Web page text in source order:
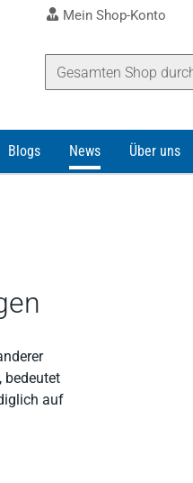
Mein Shop-Konto
Blogs News Über uns
bedeutet
auf